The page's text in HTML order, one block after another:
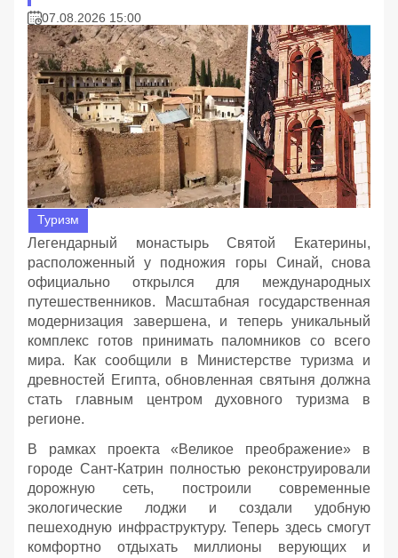
07.08.2026 15:00
Туризм
Легендарный монастырь Святой Екатерины,
расположенный у подножия горы Синай, снова
официально открылся для международных
путешественников. Масштабная государственная
модернизация завершена, и теперь уникальный
комплекс готов принимать паломников со всего
мира. Как сообщили в Министерстве туризма и
древностей Египта, обновленная святыня должна
стать главным центром духовного туризма в
регионе.
В рамках проекта «Великое преображение» в
городе Сант-Катрин полностью реконструировали
дорожную сеть, построили современные
экологические лоджи и создали удобную
пешеходную инфраструктуру. Теперь здесь смогут
комфортно отдыхать миллионы верующих и